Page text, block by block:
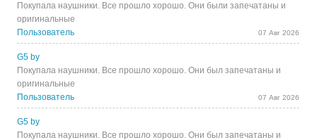
Покупала наушники. Все прошло хорошо. Они были запечатаны и
оригинальные
Пользователь
07 Авг 2026
G5 by
Покупала наушники. Все прошло хорошо. Они был запечатаны и
оригинальные
Пользователь
07 Авг 2026
G5 by
Покупала наушники. Все прошло хорошо. Они был запечатаны и